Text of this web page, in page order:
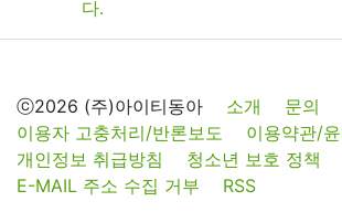
ⓒ2026 (주)아이티동아 소개
문의
이용자 고충처리/반론보도
이용약관/
개인정보 취급방침
청소년 보호 정책
E-MAIL 주소 수집 거부
RSS